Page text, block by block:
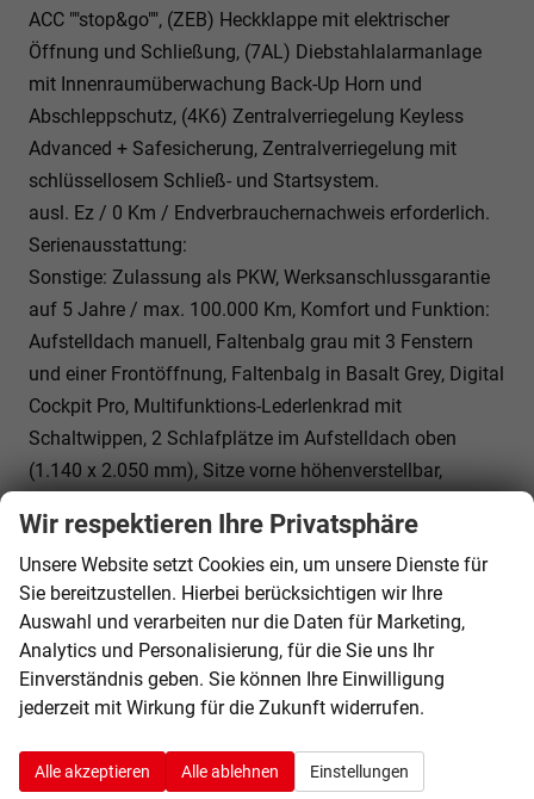
ACC ""stop&go"", (ZEB) Heckklappe mit elektrischer
Öffnung und Schließung, (7AL) Diebstahlalarmanlage
mit Innenraumüberwachung Back-Up Horn und
Abschleppschutz, (4K6) Zentralverriegelung Keyless
Advanced + Safesicherung, Zentralverriegelung mit
schlüssellosem Schließ- und Startsystem.
ausl. Ez / 0 Km / Endverbrauchernachweis erforderlich.
Serienausstattung:
Sonstige: Zulassung als PKW, Werksanschlussgarantie
auf 5 Jahre / max. 100.000 Km, Komfort und Funktion:
Aufstelldach manuell, Faltenbalg grau mit 3 Fenstern
und einer Frontöffnung, Faltenbalg in Basalt Grey, Digital
Cockpit Pro, Multifunktions-Lederlenkrad mit
Schaltwippen, 2 Schlafplätze im Aufstelldach oben
(1.140 x 2.050 mm), Sitze vorne höhenverstellbar,
Schiebetür links und rechts, Verdunklungssystem mit
Kapuzengardinen und Magnetgardinen, Optik:
Außenspiegelgehäuse in Schwarz hochglanz,
Bodenbelag im Fahrgastraum mit trittverstärktem
Velours-Teppichboden, Scheinwerferleiste schwarz,
Umfeldbeleuchtung Türbereich, Infotainment: Wireless
möglich (kompatibles Smartphone erforderlich)
Lautsprecher 8 Stück, Bluetooth Schnittstelle, Sicherheit
Wir respektieren Ihre Privatsphäre
Unsere Website setzt Cookies ein, um unsere Dienste für
Sie bereitzustellen. Hierbei berücksichtigen wir Ihre
Auswahl und verarbeiten nur die Daten für Marketing,
Analytics und Personalisierung, für die Sie uns Ihr
Einverständnis geben. Sie können Ihre Einwilligung
jederzeit mit Wirkung für die Zukunft widerrufen.
Alle akzeptieren Alle ablehnen Einstellungen